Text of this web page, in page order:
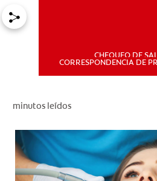
CHEQUEO DE
CORRESPONDENCIA DE
minutos leídos